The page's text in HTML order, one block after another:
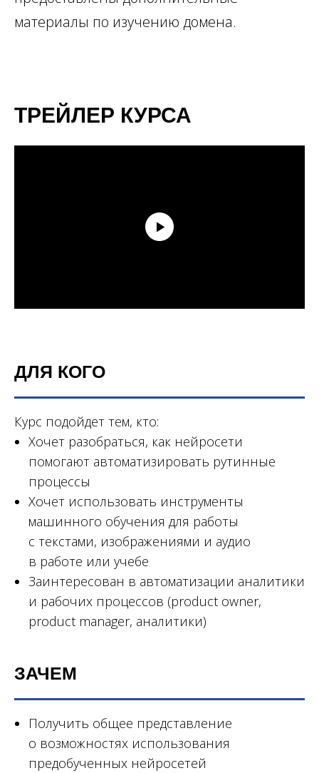
материалы по изучению домена.
ТРЕЙЛЕР КУРСА
ДЛЯ КОГО
Курс подойдет тем, кто:
Хочет разобраться, как нейросети
помогают автоматизировать рутинные
процессы
Хочет использовать инструменты
машинного обучения для работы
с текстами, изображениями и аудио
в работе или учебе
Заинтересован в автоматизации аналитики
и рабочих процессов (product owner,
product manager, аналитики)
ЗАЧЕМ
Получить общее представление
о возможностях использования
предобученных нейросетей